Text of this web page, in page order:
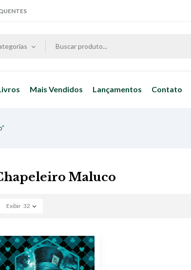
Mais Vendidos Lançamentos Contato
Maluco
Exibir 32